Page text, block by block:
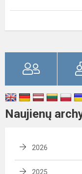
Naujienų
2026
2025